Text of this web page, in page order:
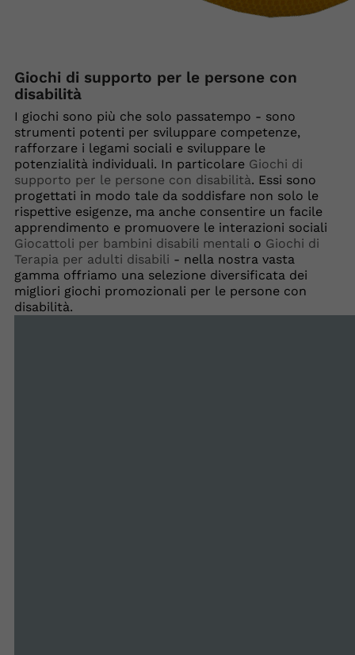
Giochi di supporto per le persone con
disabilità
I giochi sono più che solo passatempo - sono
strumenti potenti per sviluppare competenze,
rafforzare i legami sociali e sviluppare le
potenzialità individuali. In particolare Giochi di
supporto per le persone con disabilità. Essi sono
progettati in modo tale da soddisfare non solo le
rispettive esigenze, ma anche consentire un facile
apprendimento e promuovere le interazioni sociali
Giocattoli per bambini disabili mentali o Giochi di
Terapia per adulti disabili - nella nostra vasta
gamma offriamo una selezione diversificata dei
migliori giochi promozionali per le persone con
disabilità.